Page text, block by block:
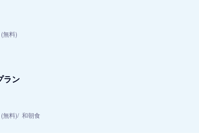
無料)
ラン
無料) 和朝食